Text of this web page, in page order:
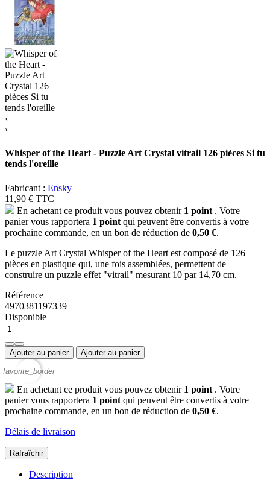
‹
›
Whisper of the Heart - Puzzle Art Crystal vitrail 126 pièces Si tu
tends l'oreille
Fabricant : Ensky
11,90 € TTC
En achetant ce produit vous pouvez obtenir 1 point . Votre
panier vous rapportera 1 point qui peuvent être convertis à votre
prochaine commande, en un bon de réduction de 0,50 €.
Le puzzle Art Crystal Whisper of the Heart est composé de 126
pièces en plastique qui, une fois assemblées, permettent de
construire un puzzle effet "vitrail" mesurant 10 par 14,70 cm.
Référence
4970381197339
Disponible
Ajouter au panier Ajouter au panier
favorite_border
En achetant ce produit vous pouvez obtenir 1 point . Votre
panier vous rapportera 1 point qui peuvent être convertis à votre
prochaine commande, en un bon de réduction de 0,50 €.
Délais de livraison
Description